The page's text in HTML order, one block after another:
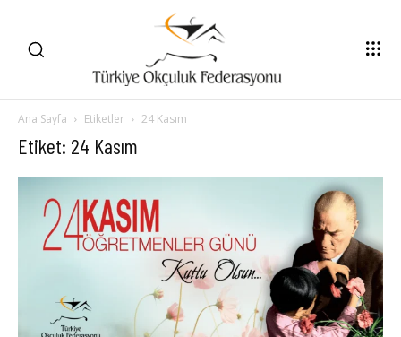
Ana Sayfa Etiketler 24 Kasım
Etiket: 24 Kasım